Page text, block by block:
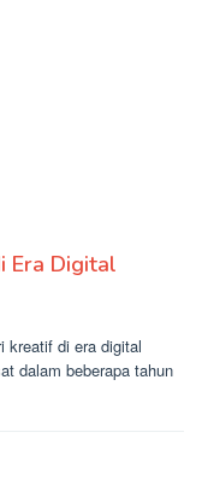
Era Digital
kreatif di era digital
dalam beberapa tahun